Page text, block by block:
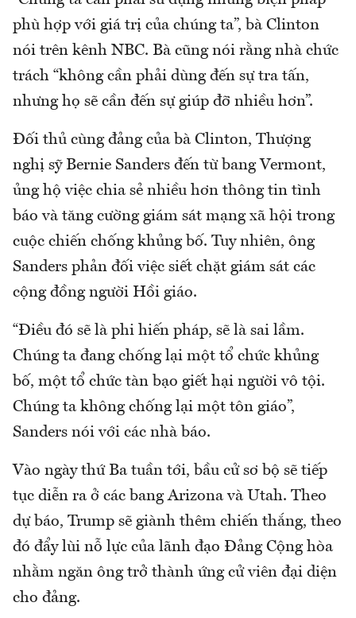
phù hợp với giá trị của chúng ta”, bà Clinton
nói trên kênh NBC. Bà cũng nói rằng nhà chức
trách “không cần phải dùng đến sự tra tấn,
nhưng họ sẽ cần đến sự giúp đỡ nhiều hơn”.
Đối thủ cùng đảng của bà Clinton, Thượng
nghị sỹ Bernie Sanders đến từ bang Vermont,
ủng hộ việc chia sẻ nhiều hơn thông tin tình
báo và tăng cường giám sát mạng xã hội trong
cuộc chiến chống khủng bố. Tuy nhiên, ông
Sanders phản đối việc siết chặt giám sát các
cộng đồng người Hồi giáo.
“Điều đó sẽ là phi hiến pháp, sẽ là sai lầm.
Chúng ta đang chống lại một tổ chức khủng
bố, một tổ chức tàn bạo giết hại người vô tội.
Chúng ta không chống lại một tôn giáo”,
Sanders nói với các nhà báo.
Vào ngày thứ Ba tuần tới, bầu cử sơ bộ sẽ tiếp
tục diễn ra ở các bang Arizona và Utah. Theo
dự báo, Trump sẽ giành thêm chiến thắng, theo
đó đẩy lùi nỗ lực của lãnh đạo Đảng Cộng hòa
nhằm ngăn ông trở thành ứng cử viên đại diện
cho đảng.